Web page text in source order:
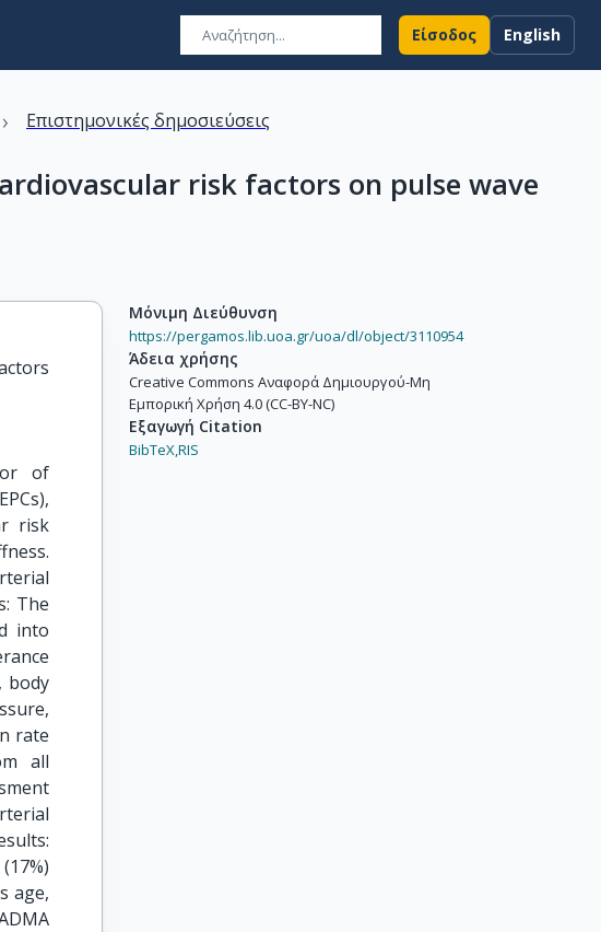
Είσοδος English
› Επιστημονικές δημοσιεύσεις
risk factors on pulse wave
of
risk
The
into
body
rate
all
age,
Μόνιμη Διεύθυνση
https://pergamos.lib.uoa.gr/uoa/dl/object/3110954
Άδεια χρήσης
Creative Commons Αναφορά Δημιουργού-Μη
Εμπορική Χρήση 4.0 (CC-BY-NC)
Εξαγωγή Citation
BibTeX,RIS